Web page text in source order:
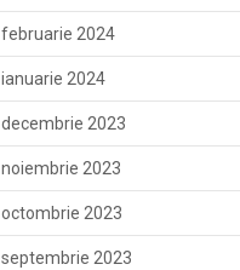
februarie 2024
ianuarie 2024
decembrie 2023
noiembrie 2023
octombrie 2023
septembrie 2023